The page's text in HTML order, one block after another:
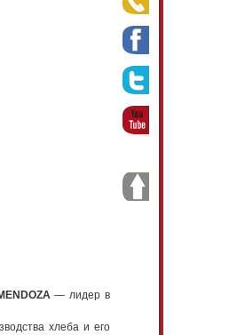
— лидер в
хлеба и его